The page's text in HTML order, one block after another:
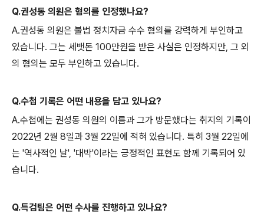
Q.권성동 의원은 혐의를 인정했나요?
A.권성동 의원은 불법 정치자금 수수 혐의를 강력하게 부인하고
있습니다. 그는 세뱃돈 100만원을 받은 사실은 인정하지만, 그 외
의 혐의는 모두 부인하고 있습니다.
Q.수첩 기록은 어떤 내용을 담고 있나요?
A.수첩에는 권성동 의원의 이름과 그가 방문했다는 취지의 기록이
2022년 2월 8일과 3월 22일에 적혀 있습니다. 특히 3월 22일에
는 '역사적인 날', '대박'이라는 긍정적인 표현도 함께 기록되어 있
습니다.
Q.특검팀은 어떤 수사를 진행하고 있나요?